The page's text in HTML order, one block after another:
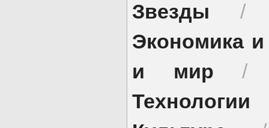
Звезды
Экономика
и мир
Технологии